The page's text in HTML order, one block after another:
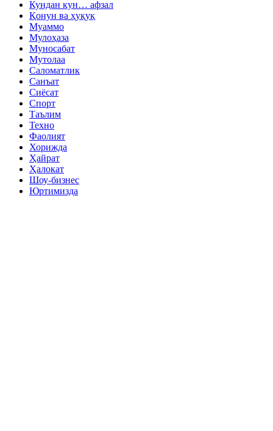
Кундан кун… афзал
Қонун ва ҳуқуқ
Муаммо
Мулоҳаза
Муносабат
Мутолаа
Саломатлик
Санъат
Сиёсат
Спорт
Таълим
Техно
Фаолият
Хорижда
Ҳайрат
Ҳалокат
Шоу-бизнес
Юртимизда